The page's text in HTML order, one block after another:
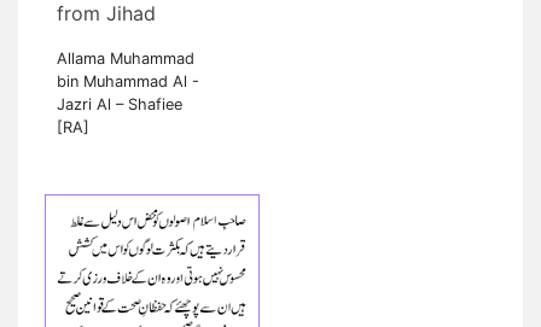
from Jihad
Allama Muhammad
bin Muhammad Al -
Jazri Al – Shafiee
[RA]